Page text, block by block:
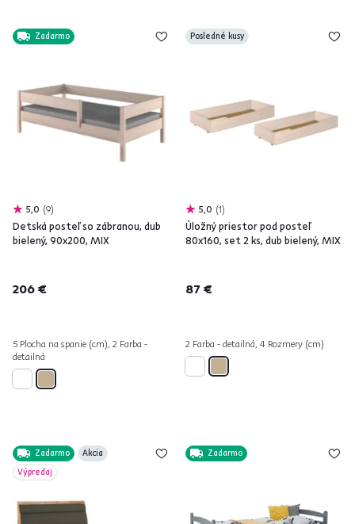
Zadarmo
5,0 9
Detská posteľ so zábranou, dub
bielený, 90x200, MIX
206 €
5 Plocha na spanie (cm), 2 Farba -
detailná
Posledné kusy
5,0 1
Úložný priestor pod posteľ
80x160, set 2 ks, dub bielený, MIX
87 €
2 Farba - detailná, 4 Rozmery (cm)
Zadarmo
Akcia
Výpredaj
Zadarmo